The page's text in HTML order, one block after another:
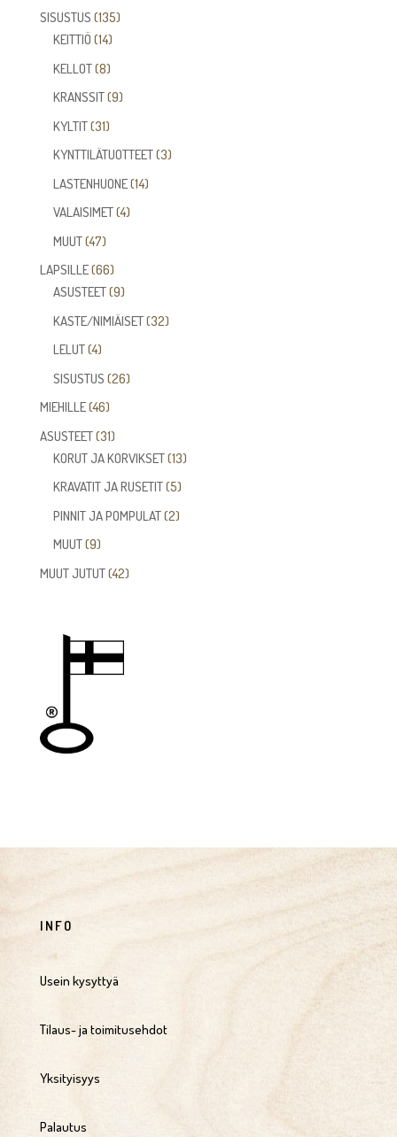
tuotetta
SISUSTUS 135135
KEITTIÖ 1414
tuotetta
KELLOT 88
tuotetta
KRANSSIT 99
KYLTIT 3131
tuotetta
KYNTTILÄTUOTTEET 33
LASTENHUONE 1414
VALAISIMET 44
MUUT 4747
tuotetta
LAPSILLE 6666
tuotetta
ASUSTEET 99
tuotetta
KASTE/NIMIÄISET 3232
LELUT 44
tuotetta
SISUSTUS 2626
MIEHILLE 4646
tuotetta
ASUSTEET 3131
tuotetta
KORUT JA KORVIKSET 1313
KRAVATIT JA RUSETIT 55
tuotetta
PINNIT JA POMPULAT 22
MUUT 99
tuotetta
MUUT JUTUT 4242
INFO
Usein kysyttyä
Tilaus- ja toimitusehdot
Yksityisyys
Palautus